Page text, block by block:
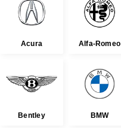
Acura Alfa-Romeo
Bentley BMW